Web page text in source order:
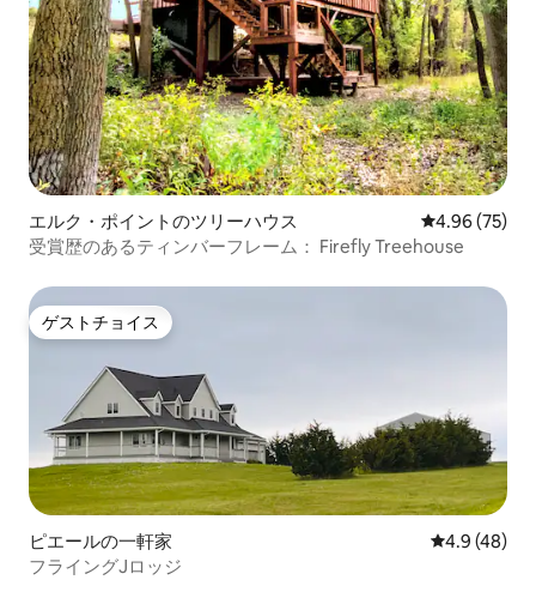
エルク・ポイントのツリーハウス レビュー75
4.96 (75)
受賞歴のあるティンバーフレーム： Firefly Treehouse
ゲストチョイス
ゲストチョイス
ピエールの一軒家 レビュー48
4.9 (48)
フライングJロッジ